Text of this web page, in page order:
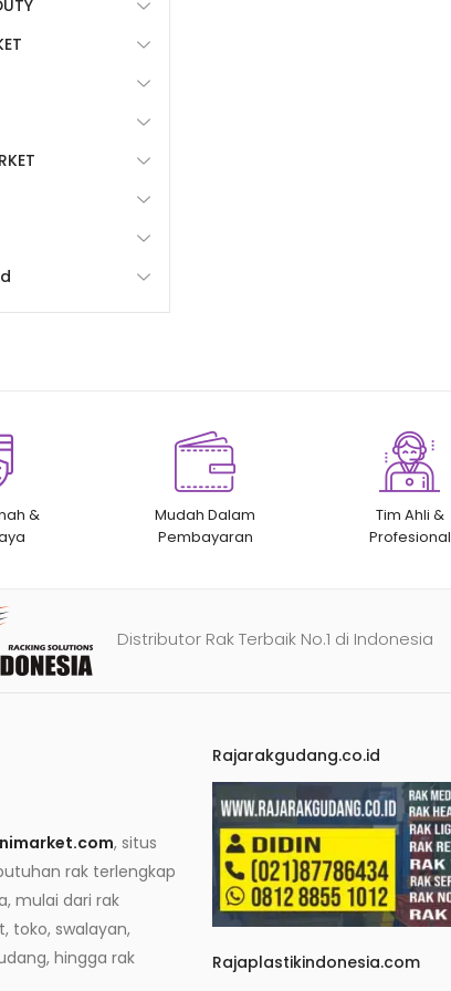
&
Mudah Dalam
Pembayaran
Tim Ahli &
Profesional
Distributor Rak Terbaik No.1 di Indonesia
, situs
rak terlengkap
mulai dari rak
toko, swalayan,
hingga rak
Rajarakgudang.co.id
Rajaplastikindonesia.com